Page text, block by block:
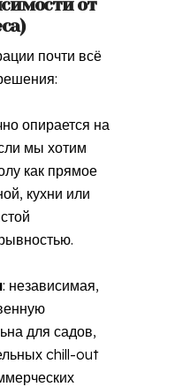
от
почти всё
опирается на
мы хотим
как прямое
кухни или
: независимая,
для садов,
chill-out